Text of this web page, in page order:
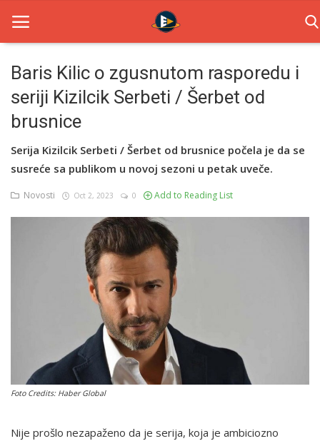
Home
Novosti
TV Serije
Filmovi
English
Baris Kilic o zgusnutom rasporedu i
seriji Kizilcik Serbeti / Šerbet od
brusnice
Serija Kizilcik Serbeti / Šerbet od brusnice počela je da se
susreće sa publikom u novoj sezoni u petak uveče.
Novosti Oct 2, 2023 0 Add to Reading List
Foto Credits: Haber Global
Nije prošlo nezapaženo da je serija, koja je ambiciozno